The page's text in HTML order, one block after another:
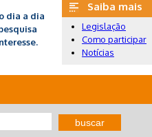
dia a dia
Saiba mais
Legislação
Como participar
Notícias
buscar